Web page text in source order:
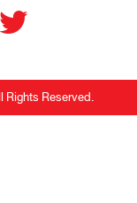
Rights Reserved.